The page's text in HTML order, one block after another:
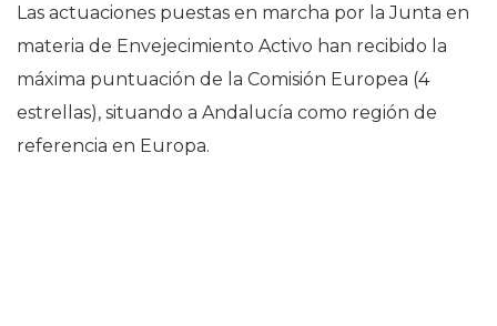
Las actuaciones puestas en marcha por la Junta en
materia de Envejecimiento Activo han recibido la
máxima puntuación de la Comisión Europea (4
estrellas), situando a Andalucía como región de
referencia en Europa.